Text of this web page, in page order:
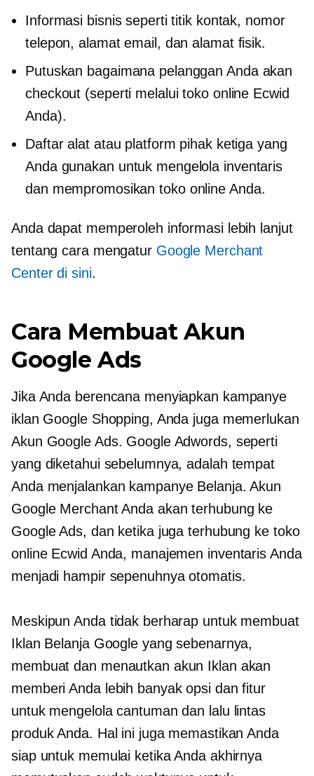
Informasi bisnis seperti titik kontak, nomor
telepon, alamat email, dan alamat fisik.
Putuskan bagaimana pelanggan Anda akan
checkout (seperti melalui toko online Ecwid
Anda).
Daftar alat atau platform pihak ketiga yang
Anda gunakan untuk mengelola inventaris
dan mempromosikan toko online Anda.
Anda dapat memperoleh informasi lebih lanjut
tentang cara mengatur Google Merchant
Center di sini.
Cara Membuat Akun
Google Ads
Jika Anda berencana menyiapkan kampanye
iklan Google Shopping, Anda juga memerlukan
Akun Google Ads. Google Adwords, seperti
yang diketahui sebelumnya, adalah tempat
Anda menjalankan kampanye Belanja. Akun
Google Merchant Anda akan terhubung ke
Google Ads, dan ketika juga terhubung ke toko
online Ecwid Anda, manajemen inventaris Anda
menjadi hampir sepenuhnya otomatis.
Meskipun Anda tidak berharap untuk membuat
Iklan Belanja Google yang sebenarnya,
membuat dan menautkan akun Iklan akan
memberi Anda lebih banyak opsi dan fitur
untuk mengelola cantuman dan lalu lintas
produk Anda. Hal ini juga memastikan Anda
siap untuk memulai ketika Anda akhirnya